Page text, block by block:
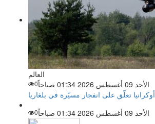
العالم
الأحد 09 أغسطس 2026 01:34 صباحاً
0
أوكرانيا تعلّق على انفجار مسيّرة في بلغاريا
الأحد 09 أغسطس 2026 01:34 صباحاً
0